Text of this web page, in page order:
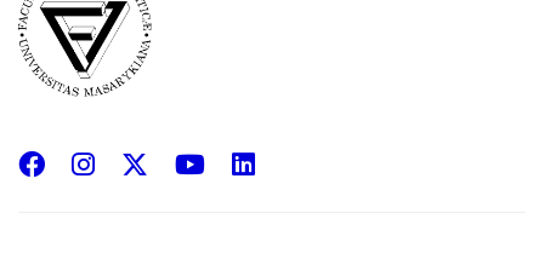
Facebook
InstagramYouTube
LinkedIn